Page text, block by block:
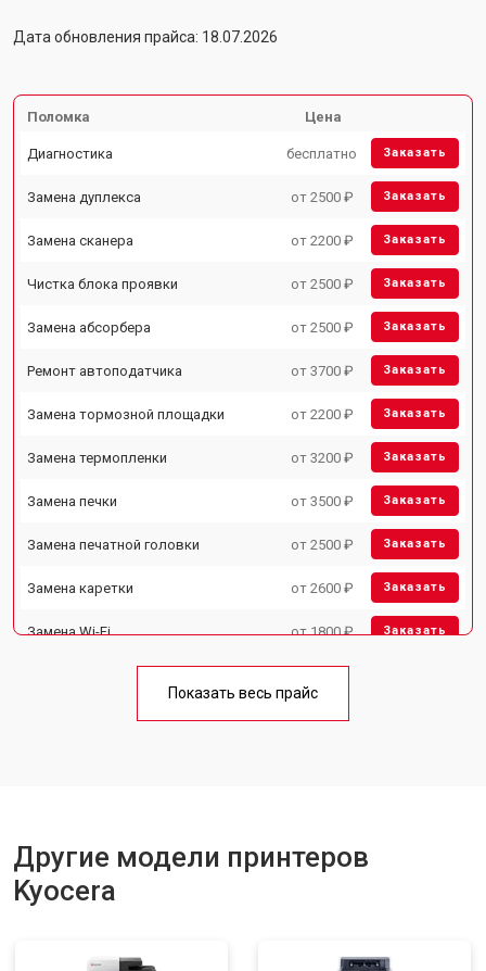
Дата обновления прайса: 18.07.2026
Поломка Цена
Диагностика бесплатно Заказать
Замена дуплекса от 2500 ₽ Заказать
Замена сканера от 2200 ₽ Заказать
Чистка блока проявки от 2500 ₽ Заказать
Замена абсорбера от 2500 ₽ Заказать
Ремонт автоподатчика от 3700 ₽ Заказать
Замена тормозной площадки от 2200 ₽ Заказать
Замена термопленки от 3200 ₽ Заказать
Замена печки от 3500 ₽ Заказать
Замена печатной головки от 2500 ₽ Заказать
Замена каретки от 2600 ₽ Заказать
Замена Wi-Fi от 1800 ₽ Заказать
от 2600 ₽
Показать весь прайс
Другие модели принтеров
Kyocera